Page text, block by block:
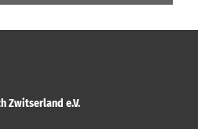
Zwitserland e.V.